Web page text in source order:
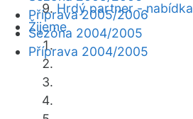
Hrdý partner - nabídka
Žijeme
Příprava 2005/2006
Sezóna 2004/2005
Příprava 2004/2005